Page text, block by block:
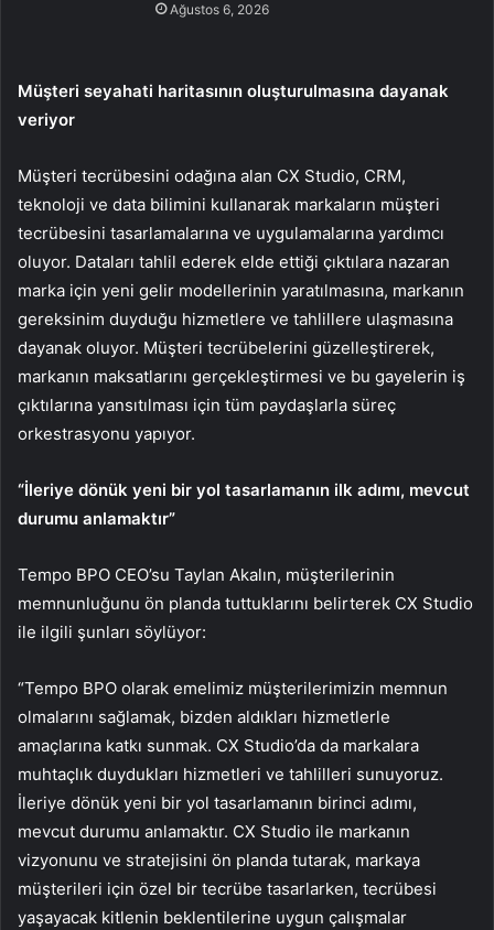
Ağustos 6, 2026
Müşteri seyahati haritasının oluşturulmasına dayanak
veriyor
Müşteri tecrübesini odağına alan CX Studio, CRM,
teknoloji ve data bilimini kullanarak markaların müşteri
tecrübesini tasarlamalarına ve uygulamalarına yardımcı
oluyor. Dataları tahlil ederek elde ettiği çıktılara nazaran
marka için yeni gelir modellerinin yaratılmasına, markanın
gereksinim duyduğu hizmetlere ve tahlillere ulaşmasına
dayanak oluyor. Müşteri tecrübelerini güzelleştirerek,
markanın maksatlarını gerçekleştirmesi ve bu gayelerin iş
çıktılarına yansıtılması için tüm paydaşlarla süreç
orkestrasyonu yapıyor.
“İleriye dönük yeni bir yol tasarlamanın ilk adımı, mevcut
durumu anlamaktır”
Tempo BPO CEO’su Taylan Akalın, müşterilerinin
memnunluğunu ön planda tuttuklarını belirterek CX Studio
ile ilgili şunları söylüyor:
“Tempo BPO olarak emelimiz müşterilerimizin memnun
olmalarını sağlamak, bizden aldıkları hizmetlerle
amaçlarına katkı sunmak. CX Studio’da da markalara
muhtaçlık duydukları hizmetleri ve tahlilleri sunuyoruz.
İleriye dönük yeni bir yol tasarlamanın birinci adımı,
mevcut durumu anlamaktır. CX Studio ile markanın
vizyonunu ve stratejisini ön planda tutarak, markaya
müşterileri için özel bir tecrübe tasarlarken, tecrübesi
yaşayacak kitlenin beklentilerine uygun çalışmalar